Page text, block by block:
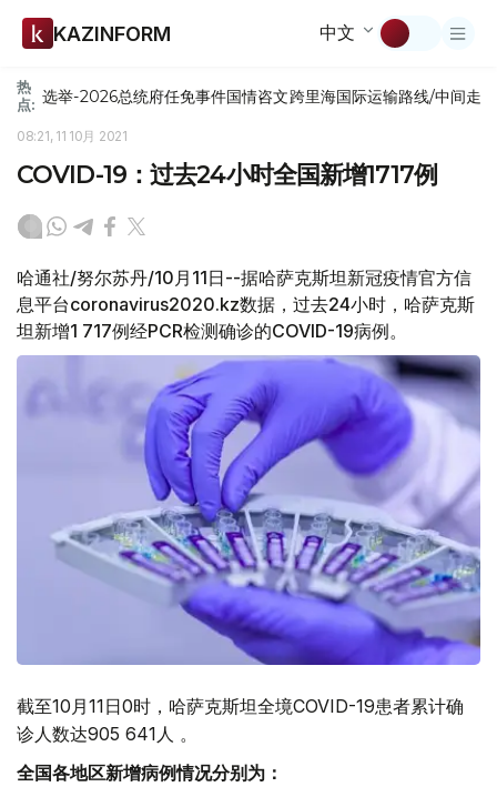
KAZINFORM 中文
热
点: 选举-2026总统府任免事件国情咨文跨里海国际运输路线/中间走廊
08:21, 11 10月 2021
COVID-19：过去24小时全国新增1717例
哈通社/努尔苏丹/10月11日--据哈萨克斯坦新冠疫情官方信
息平台coronavirus2020.kz数据，过去24小时，哈萨克斯
坦新增1 717例经PCR检测确诊的COVID-19病例。
截至10月11日0时，哈萨克斯坦全境COVID-19患者累计确
诊人数达905 641人 。
全国各地区新增病例情况分别为：